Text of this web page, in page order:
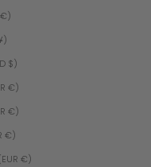
Italien (EUR €)
(JPY ¥)
Kanada (CAD $)
Kroatien (EUR €)
Lettland (EUR €)
Litauen (EUR €)
Luxemburg (EUR €)